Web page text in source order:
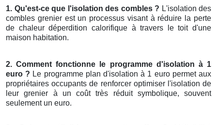
1. Qu'est-ce que l'isolation des combles ? L'isolation des
combles grenier est un processus visant à réduire la perte
de chaleur déperdition calorifique à travers le toit d'une
maison habitation.
2. Comment fonctionne le programme d'isolation à 1
euro ? Le programme plan d'isolation à 1 euro permet aux
propriétaires occupants de renforcer optimiser l'isolation de
leur grenier à un coût très réduit symbolique, souvent
seulement un euro.